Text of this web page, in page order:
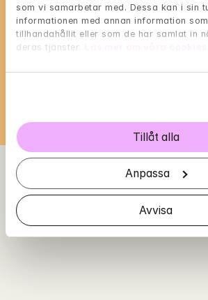
som vi samarbetar med. Dessa kan i sin
informationen med annan information
tillhandahållit eller som de har samlat in
deras tjänster.
Tillåt alla
Anpassa
Avvisa
Annelis tillgänglighet
Välj en tid som passar dig, och
BankID i nästa steg